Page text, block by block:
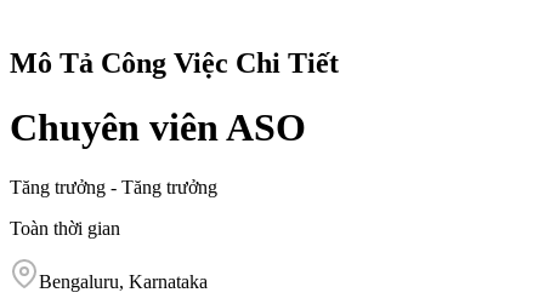
Mô Tả Công Việc Chi Tiết
Chuyên viên ASO
Tăng trưởng - Tăng trưởng
Toàn thời gian
Bengaluru, Karnataka